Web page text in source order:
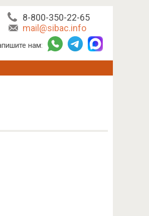
8-800-350-22-65
mail@sibac.info
нам: